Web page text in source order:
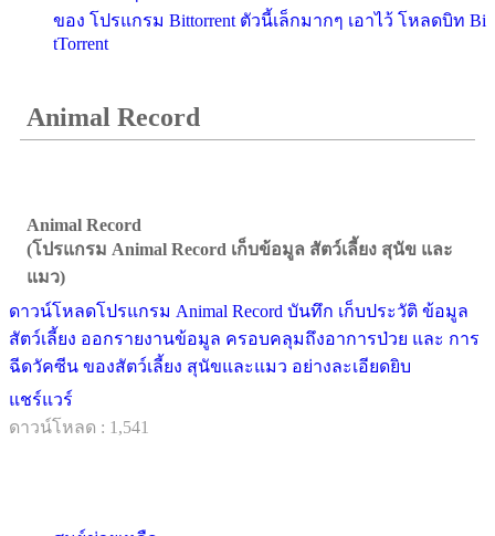
ของ โปรแกรม Bittorrent ตัวนี้เล็กมากๆ เอาไว้ โหลดบิท Bi
tTorrent
Animal Record
Animal Record
(โปรแกรม Animal Record เก็บข้อมูล สัตว์เลี้ยง สุนัข และ
แมว)
ดาวน์โหลดโปรแกรม Animal Record บันทึก เก็บประวัติ ข้อมูล
สัตว์เลี้ยง ออกรายงานข้อมูล ครอบคลุมถึงอาการป่วย และ การ
ฉีดวัคซีน ของสัตว์เลี้ยง สุนัขและแมว อย่างละเอียดยิบ
แชร์แวร์
ดาวน์โหลด : 1,541